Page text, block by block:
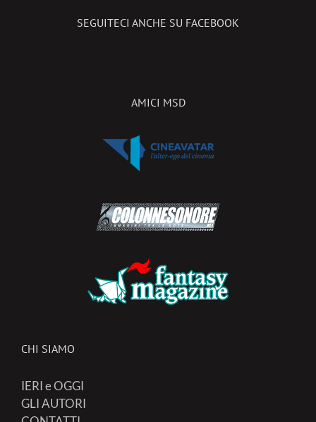
SEGUITECI ANCHE SU FACEBOOK
AMICI MSD
CHI SIAMO
IERI e OGGI
GLI AUTORI